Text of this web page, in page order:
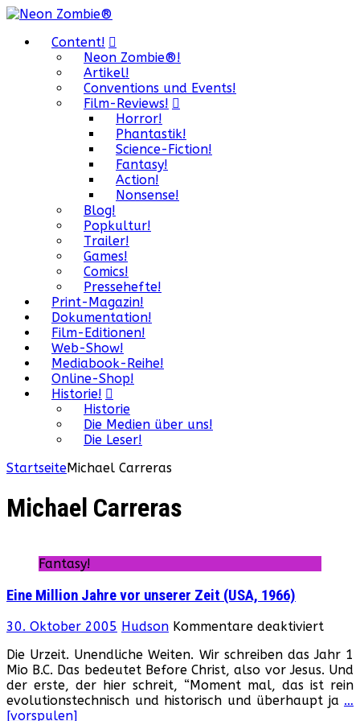
Content!
Neon Zombie®!
Artikel!
Conventions und Events!
Film-Reviews!
Horror!
Phantastik!
Science-Fiction!
Fantasy!
Action!
Nonsense!
Blog!
Popkultur!
Trailer!
Games!
Comics!
Pressehefte!
Print-Magazin!
Dokumentation!
Film-Editionen!
Web-Show!
Mediabook-Reihe!
Online-Shop!
Historie!
Historie
Die Medien über uns!
Die Leser!
StartseiteMichael Carreras
Michael Carreras
Fantasy!
Eine Million Jahre vor unserer Zeit (USA, 1966)
30. Oktober 2005 Hudson Kommentare deaktiviertfür
Jahre
vor
Die Urzeit. Unendliche Weiten. Wir schreiben das Jahr 1
Mio B.C. Das bedeutet Before Christ, also vor Jesus. Und
der erste, der hier schreit, “Moment mal, das ist rein
evolutionstechnisch und historisch und überhaupt ja …
[vorspulen]